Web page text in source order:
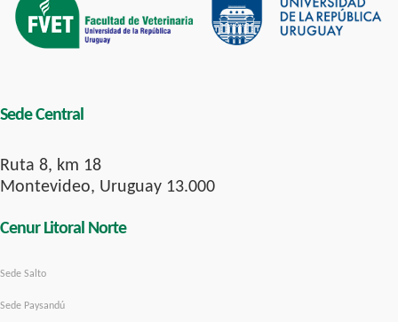
Sede Central
Ruta 8, km 18
Montevideo, Uruguay 13.000
Cenur Litoral Norte
Sede Salto
Sede Paysandú